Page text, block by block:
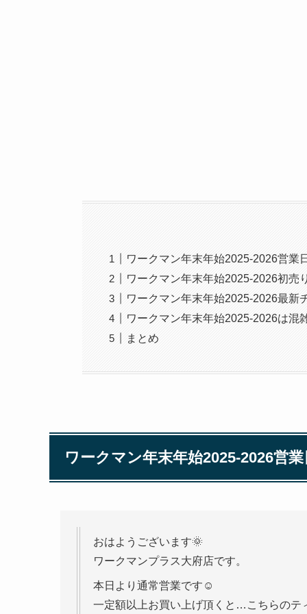
ワークマン年末年始2025-2026営業
ワークマン年末年始2025-2026初売
ワークマン年末年始2025-2026最新
ワークマン年末年始2025-2026は混
まとめ
ワークマン年末年始2025-2026営
おはようございます🌞
ワークマンプラス大府店です。
本日より通常営業です☺️
一定額以上お買い上げ頂くと…こちらのテ